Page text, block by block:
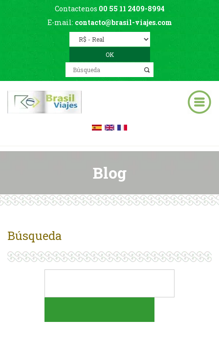
Contactenos 00 55 11 2409-8994
E-mail: contacto@brasil-viajes.com
Blog
Búsqueda